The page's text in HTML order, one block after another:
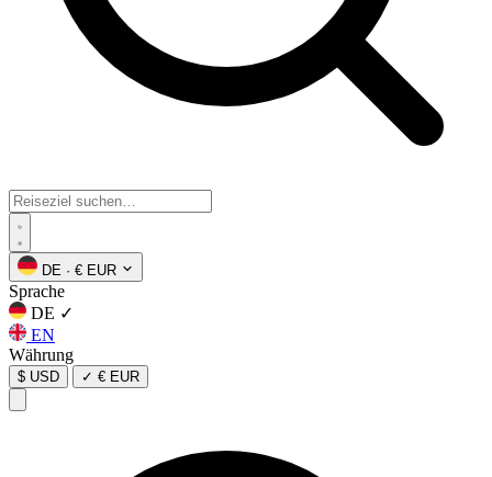
DE · € EUR
Sprache
DE ✓
EN
Währung
$ USD ✓ € EUR